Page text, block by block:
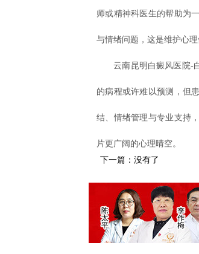
师或精神科医生的帮助为
与情绪问题，这是维护心理
云南昆明白癜风医院-白
的病程或许难以预测，但
结、情绪管理与专业支持
片更广阔的心理晴空。
下一篇：没有了